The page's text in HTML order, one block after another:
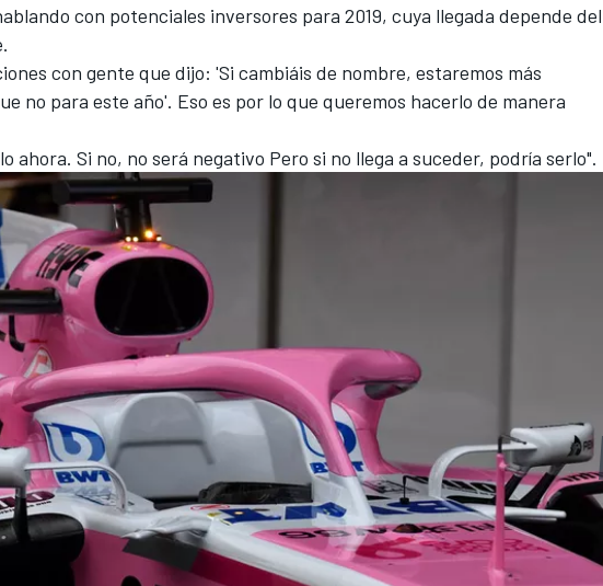
con potenciales inversores para 2019, cuya llegada depende del
con gente que dijo: 'Si cambiáis de nombre, estaremos más
no para este año'. Eso es por lo que queremos hacerlo de manera
ahora. Si no, no será negativo Pero si no llega a suceder, podría serlo".